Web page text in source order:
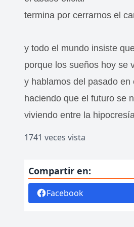
termina por cerrarnos el
y todo el mundo insiste
porque los sueños hoy se
y hablamos del pasado en
haciendo que el futuro se
viviendo entre la
1741 veces vista
Compartir en:
Facebook